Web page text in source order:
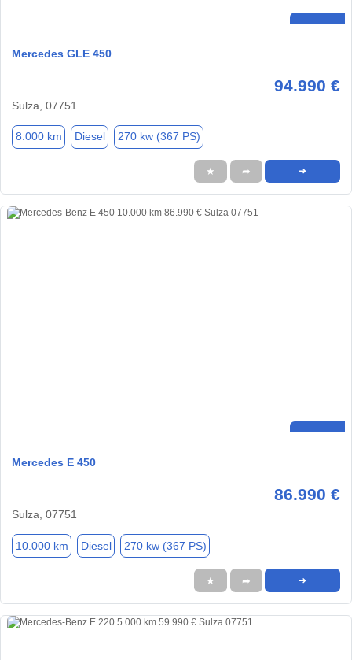
Mercedes GLE 450
94.990 €
Sulza, 07751
8.000 km Diesel 270 kw (367 PS)
★ ➦ ➜
Mercedes E 450
86.990 €
Sulza, 07751
10.000 km Diesel 270 kw (367 PS)
★ ➦ ➜